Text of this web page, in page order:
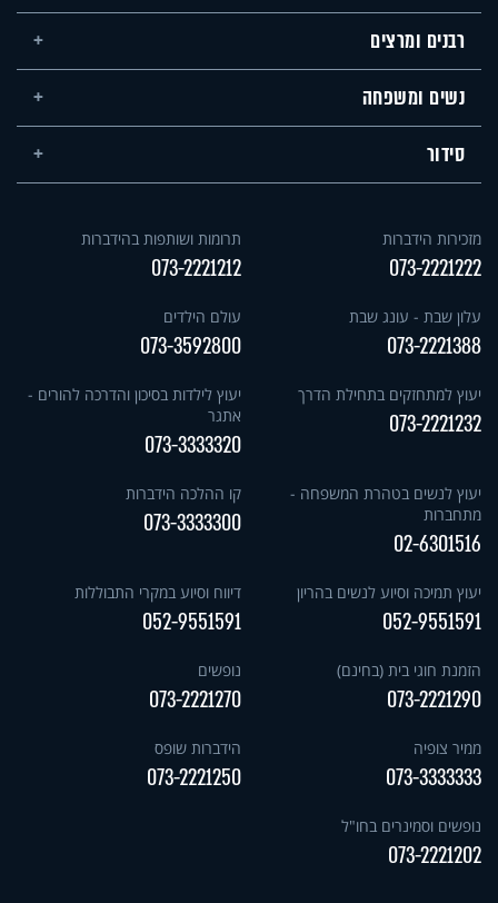
רבנים ומרצים
נשים ומשפחה
סידור
מזכירות הידברות
073-2221222
תרומות ושותפות בהידברות
073-2221212
עלון שבת - עונג שבת
073-2221388
עולם הילדים
073-3592800
יעוץ למתחזקים בתחילת הדרך
073-2221232
יעוץ לילדות בסיכון והדרכה להורים -
אתגר
073-3333320
יעוץ לנשים בטהרת המשפחה -
מתחברות
02-6301516
קו ההלכה הידברות
073-3333300
יעוץ תמיכה וסיוע לנשים בהריון
052-9551591
דיווח וסיוע במקרי התבוללות
052-9551591
הזמנת חוגי בית (בחינם)
073-2221290
נופשים
073-2221270
ממיר צופיה
073-3333333
הידברות שופס
073-2221250
נופשים וסמינרים בחו"ל
073-2221202